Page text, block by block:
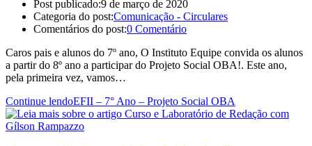
Post publicado:9 de março de 2020
Categoria do post:Comunicação - Circulares
Comentários do post:0 Comentário
Caros pais e alunos do 7º ano, O Instituto Equipe convida os alunos
a partir do 8º ano a participar do Projeto Social OBA!. Este ano,
pela primeira vez, vamos…
Continue lendoEFII – 7° Ano – Projeto Social OBA